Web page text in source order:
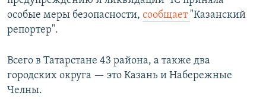
особые меры безопасности, сообщает "Казанский
репортер".
Всего в Татарстане 43 района, а также два
городских округа — это Казань и Набережные
Челны.